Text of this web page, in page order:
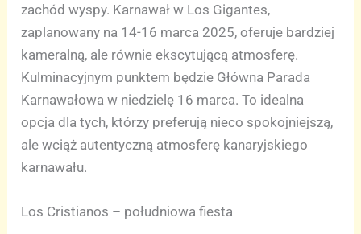
zachód wyspy. Karnawał w Los Gigantes,
zaplanowany na 14-16 marca 2025, oferuje bardziej
kameralną, ale równie ekscytującą atmosferę.
Kulminacyjnym punktem będzie Główna Parada
Karnawałowa w niedzielę 16 marca. To idealna
opcja dla tych, którzy preferują nieco spokojniejszą,
ale wciąż autentyczną atmosferę kanaryjskiego
karnawału.
Los Cristianos – południowa fiesta